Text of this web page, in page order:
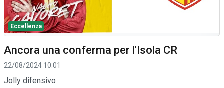
Eccellenza
Ancora una conferma per l'Isola CR
22/08/2024 10:01
Jolly difensivo